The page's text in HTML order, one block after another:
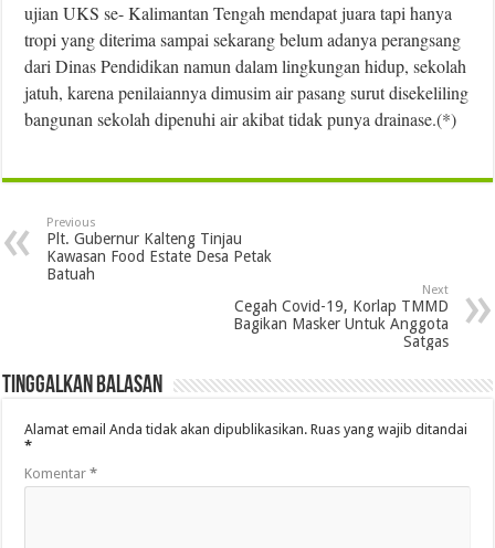
ujian UKS se- Kalimantan Tengah mendapat juara tapi hanya
tropi yang diterima sampai sekarang belum adanya perangsang
dari Dinas Pendidikan namun dalam lingkungan hidup, sekolah
jatuh, karena penilaiannya dimusim air pasang surut disekeliling
bangunan sekolah dipenuhi air akibat tidak punya drainase.(*)
Previous
Plt. Gubernur Kalteng Tinjau
Kawasan Food Estate Desa Petak
Batuah
Next
Cegah Covid-19, Korlap TMMD
Bagikan Masker Untuk Anggota
Satgas
Tinggalkan Balasan
Alamat email Anda tidak akan dipublikasikan. Ruas yang wajib ditandai
*
Komentar*